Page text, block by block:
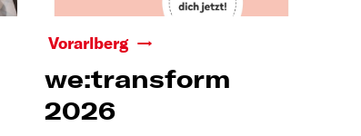
Vorarlberg
we:transform
2026